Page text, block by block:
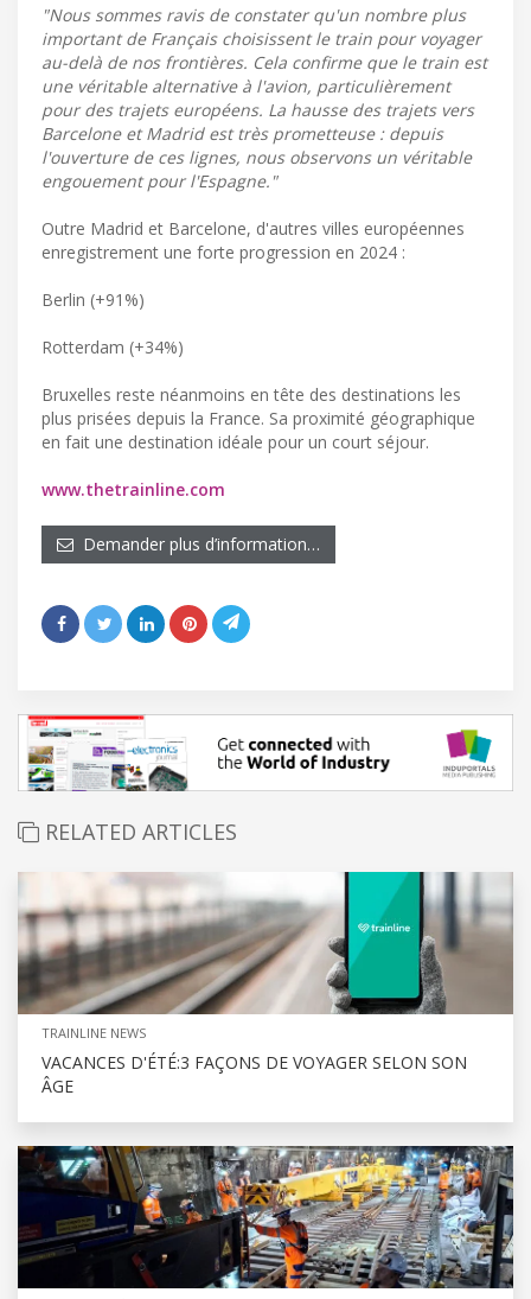
"Nous sommes ravis de constater qu'un nombre plus
important de Français choisissent le train pour voyager
au-delà de nos frontières. Cela confirme que le train est
une véritable alternative à l'avion, particulièrement
pour des trajets européens. La hausse des trajets vers
Barcelone et Madrid est très prometteuse : depuis
l'ouverture de ces lignes, nous observons un véritable
engouement pour l'Espagne."
Outre Madrid et Barcelone, d'autres villes européennes
enregistrement une forte progression en 2024 :
Berlin (+91%)
Rotterdam (+34%)
Bruxelles reste néanmoins en tête des destinations les
plus prisées depuis la France. Sa proximité géographique
en fait une destination idéale pour un court séjour.
www.thetrainline.com
Demander plus d’information…
RELATED ARTICLES
TRAINLINE NEWS
VACANCES D'ÉTÉ:3 FAÇONS DE VOYAGER SELON SON
ÂGE